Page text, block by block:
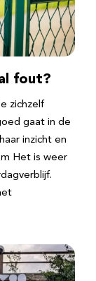
fout?
zichzelf
gaat in de
inzicht en
Het is weer